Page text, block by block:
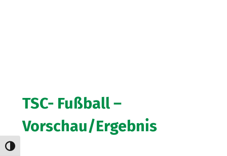
Umschalten auf hohe Kontraste
TSC- Fußball –
Vorschau/Ergebnis